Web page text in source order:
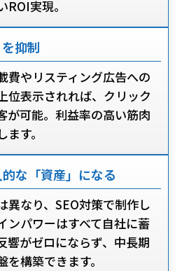
実現。
抑制
費やリスティング広告への
位表示されれば、クリック
が可能。利益率の高い筋肉
す。
な「資産」になる
異なり、SEO対策で制作し
ンパワーはすべて自社に蓄
響がゼロにならず、中長期
構築できます。